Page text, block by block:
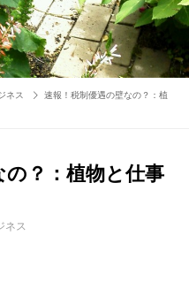
ネス
速報！税制優遇の壁なの？：植
？：植物と仕事
ネス